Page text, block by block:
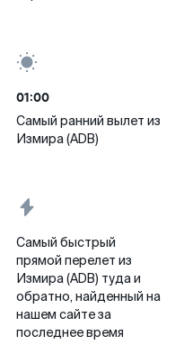
01:00
Самый ранний вылет из
Измира (ADB)
Самый быстрый
прямой перелет из
Измира (ADB) туда и
обратно, найденный на
нашем сайте за
последнее время